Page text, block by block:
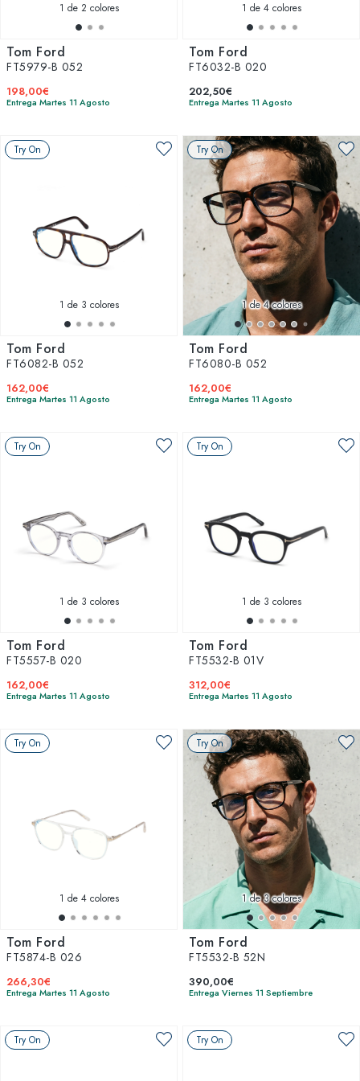
1 de 2 colores
Tom Ford
FT5979-B 052
198,00€
Entrega Martes 11 Agosto
1 de 4 colores
Tom Ford
FT6032-B 020
202,50€
Entrega Martes 11 Agosto
Try On
1 de 3 colores
Tom Ford
FT6082-B 052
162,00€
Entrega Martes 11 Agosto
Try On
1de 4 colores
Tom Ford
FT6080-B 052
162,00€
Entrega Martes 11 Agosto
Try On
1 de 3 colores
Tom Ford
FT5557-B 020
162,00€
Entrega Martes 11 Agosto
Try On
1 de 3 colores
Tom Ford
FT5532-B 01V
312,00€
Entrega Martes 11 Agosto
Try On
1 de 4 colores
Tom Ford
FT5874-B 026
266,30€
Entrega Martes 11 Agosto
Try On
1de 3 colores
Tom Ford
FT5532-B 52N
390,00€
Entrega Viernes 11 Septiembre
Try On Try On